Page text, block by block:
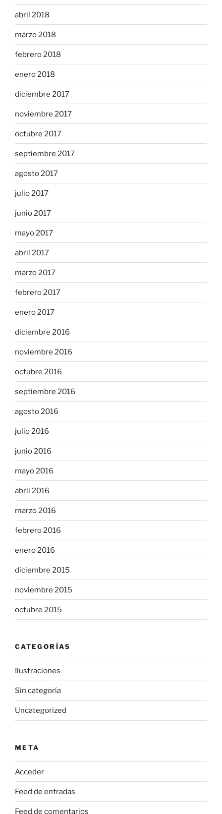
abril 2018
marzo 2018
febrero 2018
enero 2018
diciembre 2017
noviembre 2017
octubre 2017
septiembre 2017
agosto 2017
julio 2017
junio 2017
mayo 2017
abril 2017
marzo 2017
febrero 2017
enero 2017
diciembre 2016
noviembre 2016
octubre 2016
septiembre 2016
agosto 2016
julio 2016
junio 2016
mayo 2016
abril 2016
marzo 2016
febrero 2016
enero 2016
diciembre 2015
noviembre 2015
octubre 2015
CATEGORÍAS
Ilustraciones
Sin categoría
Uncategorized
META
Acceder
Feed de entradas
Feed de comentarios